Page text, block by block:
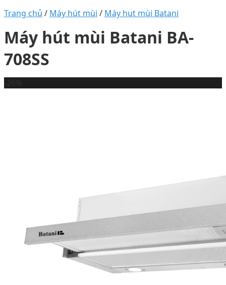
Trang chủ / Máy hút mùi / Máy hut mùi Batani
Máy hút mùi Batani BA-
708SS